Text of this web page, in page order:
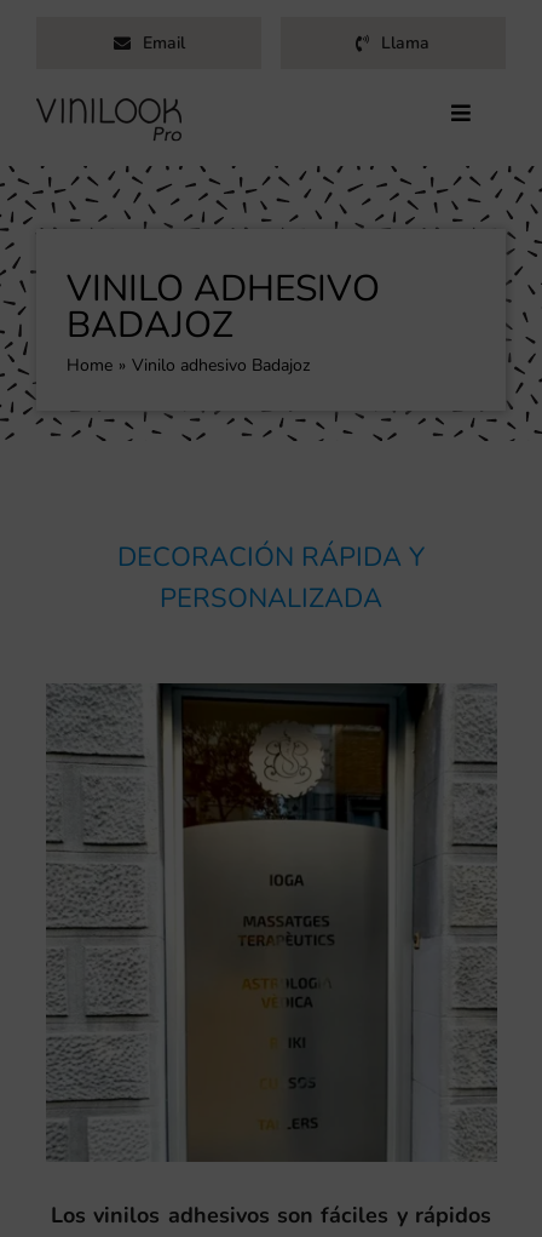
contenido
Email Llama
Toggle
Inicio
Servicios
Productos
Trabajos
Blog
Contacto
VINILO ADHESIVO
BADAJOZ
Home Vinilo adhesivo Badajoz
DECORACIÓN RÁPIDA Y
PERSONALIZADA
Los vinilos adhesivos son fáciles y rápidos